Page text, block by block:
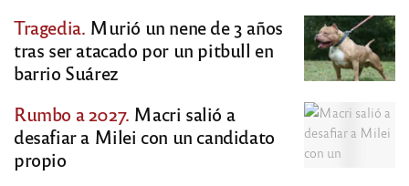
Tragedia. Murió un nene de 3 años
tras ser atacado por un pitbull en
barrio Suárez
Rumbo a 2027. Macri salió a
desafiar a Milei con un candidato
propio